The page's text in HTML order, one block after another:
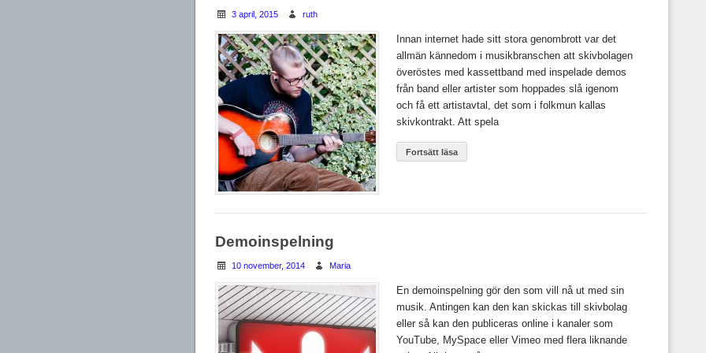
3 april, 2015 ruth
Innan internet hade sitt stora genombrott var det
allmän kännedom i musikbranschen att skivbolagen
överöstes med kassettband med inspelade demos
från band eller artister som hoppades slå igenom
och få ett artistavtal, det som i folkmun kallas
skivkontrakt. Att spela
Fortsätt läsa
Demoinspelning
10 november, 2014 Maria
En demoinspelning gör den som vill nå ut med sin
musik. Antingen kan den kan skickas till skivbolag
eller så kan den publiceras online i kanaler som
YouTube, MySpace eller Vimeo med flera liknande